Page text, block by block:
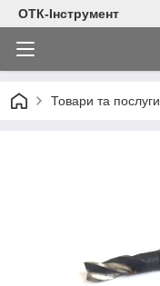
ОТК-Інструмент
Товари та послуги